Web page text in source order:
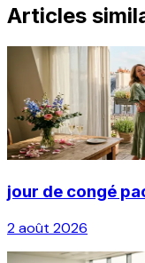
Articles
jour de congé
2 août 2026